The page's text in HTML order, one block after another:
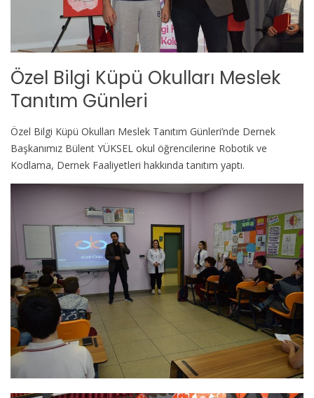
Özel Bilgi Küpü Okulları Meslek
Tanıtım Günleri
Özel Bilgi Küpü Okulları Meslek Tanıtım Günleri’nde Dernek
Başkanımız Bülent YÜKSEL okul öğrencilerine Robotik ve
Kodlama, Dernek Faaliyetleri hakkında tanıtım yaptı.